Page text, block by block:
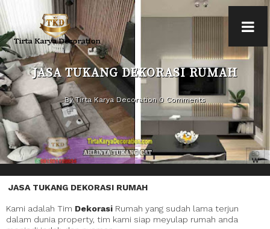
JASA TUKANG DEKORASI RUMAH
By Tirta Karya Decoration 0 Comments
JASA TUKANG DEKORASI RUMAH
Kami adalah Tim Dekorasi Rumah yang sudah lama terjun
dalam dunia property, tim kami siap meyulap rumah anda